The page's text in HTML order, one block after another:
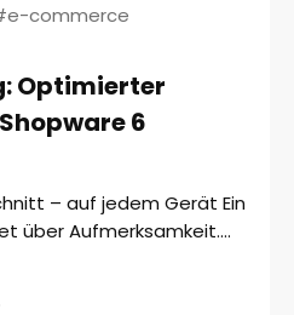
commerce
Optimierter
6
– auf jedem Gerät Ein
über Aufmerksamkeit....